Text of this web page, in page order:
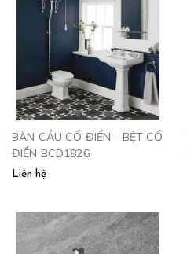
BÀN CẦU CỔ ĐIỂN - BỆT CỔ
ĐIỂN BCD1826
Liên hệ